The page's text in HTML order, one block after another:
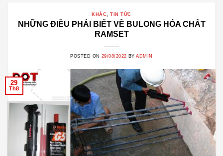
KHÁC,TIN TỨC
NHỮNG ĐIỀU PHẢI BIẾT VỀ BULONG HÓA CHẤT
RAMSET
POSTED ON 29/08/2022 BYADMIN
29
Th8